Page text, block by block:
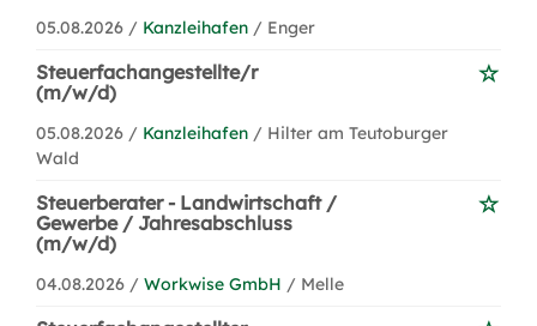
05.08.2026 / Kanzleihafen / Enger
Steuerfachangestellte/r
(m/w/d)
05.08.2026 / Kanzleihafen / Hilter am Teutoburger
Wald
Steuerberater - Landwirtschaft /
Gewerbe / Jahresabschluss
(m/w/d)
04.08.2026 / Workwise GmbH / Melle